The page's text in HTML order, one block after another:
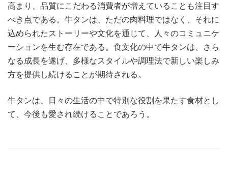
高まり、品質にこだわる消費者が増えていることも注目す
べき点である。牛タンは、ただの肉料理ではなく、それに
込められたストーリーや文化を通じて、人々のコミュニケ
ーションを生む存在である。食文化の中で牛タンは、さら
なる成長を遂げ、多様なスタイルや調理法で新しい楽しみ
方を提供し続けることが期待される。
牛タンは、日々の生活の中で特別な役割を果たす食材とし
て、今後も愛され続けることであろう。